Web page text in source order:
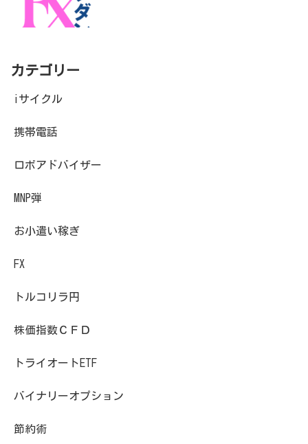
カテゴリー
iサイクル
携帯電話
ロボアドバイザー
MNP弾
お小遣い稼ぎ
FX
トルコリラ円
株価指数ＣＦＤ
トライオートETF
バイナリーオプション
節約術